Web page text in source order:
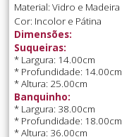
Material: Vidro e Madeira
Cor: Incolor e Pátina
Dimensões:
Suqueiras:
* Largura: 14.00cm
* Profundidade: 14.00cm
* Altura: 25.00cm
Banquinho:
* Largura: 38.00cm
* Profundidade: 18.00cm
* Altura: 36.00cm